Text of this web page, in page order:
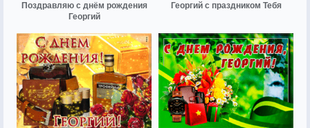
Поздравляю с днём рождения
Георгий
Георгий с праздником Тебя